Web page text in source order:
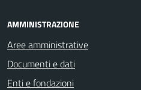
AMMINISTRAZIONE
Aree amministrative
Documenti e dati
Enti e fondazioni